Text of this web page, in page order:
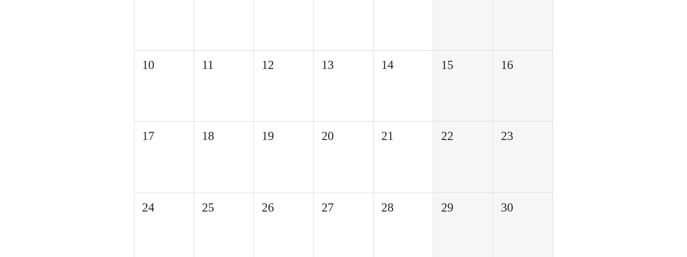
10 11 12 13 14 15 16
17 18 19 20 21 22 23
24 25 26 27 28 29 30